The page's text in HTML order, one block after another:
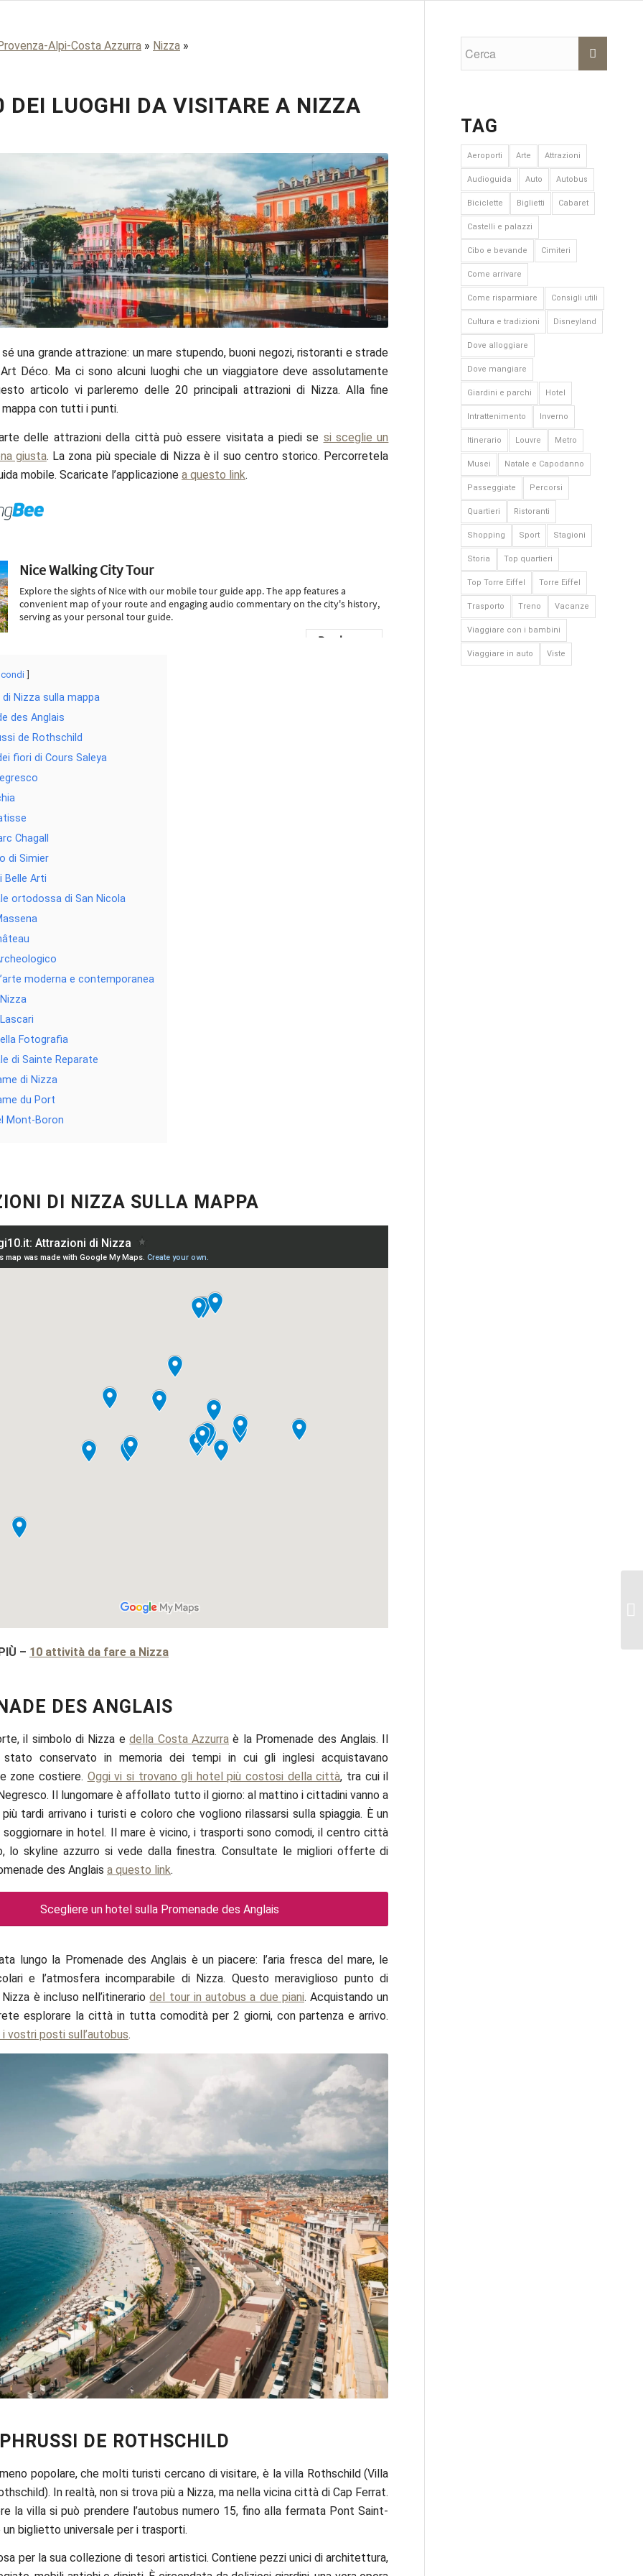
Alpi-Costa Azzurra » Nizza »
DEI LUOGHI DA VISITARE A NIZZA
Pixabay
una grande attrazione: un mare stupendo, buoni negozi, ristoranti e strade
Déco. Ma ci sono alcuni luoghi che un viaggiatore deve assolutamente
articolo vi parleremo delle 20 principali attrazioni di Nizza. Alla fine
con tutti i punti.
delle attrazioni della città può essere visitata a piedi se si sceglie un
giusta. La zona più speciale di Nizza è il suo centro storico. Percorretela
mobile. Scaricate l’applicazione a questo link.
Nizza sulla mappa
des Anglais
de Rothschild
fiori di Cours Saleya
Chagall
di Simier
Belle Arti
ortodossa di San Nicola
moderna e contemporanea
Fotografia
di Sainte Reparate
di Nizza
du Port
Mont-Boron
DI NIZZA SULLA MAPPA
– 10 attività da fare a Nizza
DES ANGLAIS
il simbolo di Nizza edella Costa Azzurraè la Promenade des Anglais. Il
conservato in memoria dei tempi in cui gli inglesi acquistavano
zone costiere. Oggi vi si trovano gli hotel più costosi della città, tra cui il
Il lungomare è affollato tutto il giorno: al mattino i cittadini vanno a
tardi arrivano i turisti e coloro che vogliono rilassarsi sulla spiaggia. È un
in hotel. Il mare è vicino, i trasporti sono comodi, il centro città
lo skyline azzurro si vede dalla finestra. Consultate le migliori offerte di
des Anglais a questo link.
Scegliere un hotel sulla Promenade des Anglais
lungo la Promenade des Anglais è un piacere: l’aria fresca del mare, le
e l’atmosfera incomparabile di Nizza. Questo meraviglioso punto di
è incluso nell’itinerariodel tour in autobus a due piani. Acquistando un
esplorare la città in tutta comodità per 2 giorni, con partenza e arrivo.
vostri posti sull’autobus.
Danilo Pantalena / Unsplash
DE ROTHSCHILD
popolare, che molti turisti cercano di visitare, è la villa Rothschild (Villa
In realtà, non si trova più a Nizza, ma nella vicina città di Cap Ferrat.
la villa si può prendere l’autobus numero 15, fino alla fermata Pont Saint-
un biglietto universale per i trasporti.
per la sua collezione di tesori artistici. Contiene pezzi unici di architettura,
TAG
Aeroporti Arte Attrazioni
Audioguida Auto Autobus
Biciclette Biglietti Cabaret
Castelli e palazzi
Cibo e bevande Cimiteri
Come arrivare
Come risparmiare Consigli utili
Cultura e tradizioni Disneyland
Dove alloggiare
Dove mangiare
Giardini e parchi Hotel
Intrattenimento Inverno
Itinerario Louvre Metro
Musei Natale e Capodanno
Passeggiate Percorsi
Quartieri Ristoranti
Shopping Sport Stagioni
Storia Top quartieri
Top Torre Eiffel Torre Eiffel
Trasporto Treno Vacanze
Viaggiare con i bambini
Viaggiare in auto Viste